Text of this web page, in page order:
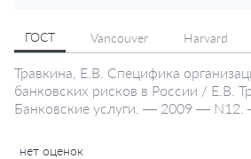
ГОСТ Vancouver Harvard
Травкина, Е.В. Специфика
банковских рисков в России / Е.В.
Банковские услуги. — 2009 — N12.
нет оценок